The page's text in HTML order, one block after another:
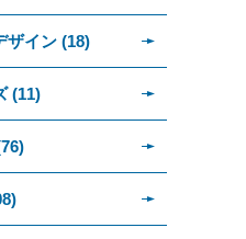
ザイン (18)
(11)